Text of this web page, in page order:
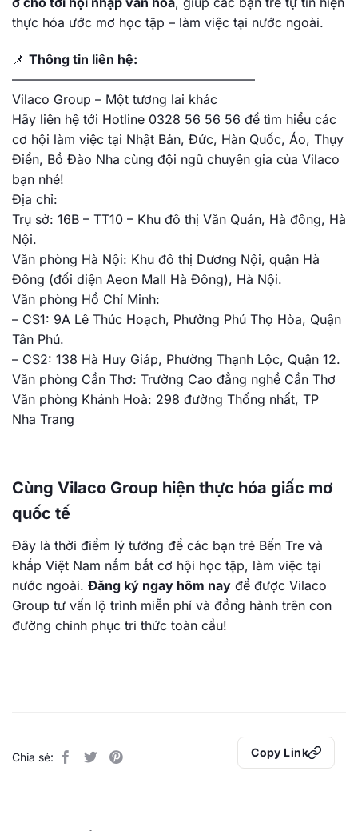
thực hóa ước mơ học tập – làm việc tại nước ngoài.
📌 Thông tin liên hệ:
———————————————————
Vilaco Group – Một tương lai khác
Hãy liên hệ tới Hotline 0328 56 56 56 để tìm hiểu các
cơ hội làm việc tại Nhật Bản, Đức, Hàn Quốc, Áo, Thụy
Điển, Bồ Đào Nha cùng đội ngũ chuyên gia của Vilaco
bạn nhé!
Địa chỉ:
Trụ sở: 16B – TT10 – Khu đô thị Văn Quán, Hà đông, Hà
Nội.
Văn phòng Hà Nội: Khu đô thị Dương Nội, quận Hà
Đông (đối diện Aeon Mall Hà Đông), Hà Nội.
Văn phòng Hồ Chí Minh:
– CS1: 9A Lê Thúc Hoạch, Phường Phú Thọ Hòa, Quận
Tân Phú.
– CS2: 138 Hà Huy Giáp, Phường Thạnh Lộc, Quận 12.
Văn phòng Cần Thơ: Trường Cao đẳng nghề Cần Thơ
Văn phòng Khánh Hoà: 298 đường Thống nhất, TP
Nha Trang
Cùng Vilaco Group hiện thực hóa giấc mơ
quốc tế
Đây là thời điểm lý tưởng để các bạn trẻ Bến Tre và
khắp Việt Nam nắm bắt cơ hội học tập, làm việc tại
nước ngoài. Đăng ký ngay hôm nay để được Vilaco
Group tư vấn lộ trình miễn phí và đồng hành trên con
đường chinh phục tri thức toàn cầu!
Chia sẻ: Copy Link